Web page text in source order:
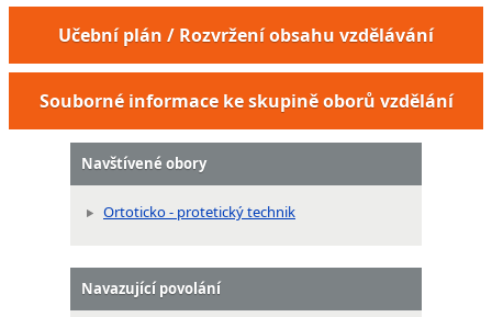
Učební plán / Rozvržení obsahu vzdělávání
Souborné informace ke skupině oborů vzdělání
Navštívené obory
Ortoticko - protetický technik
Navazující povolání